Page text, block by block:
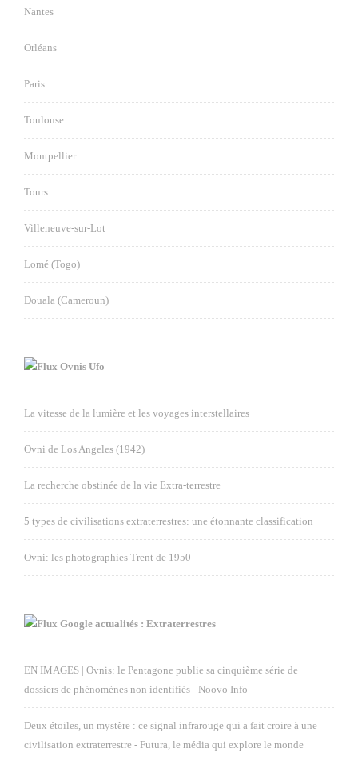
Nantes
Orléans
Paris
Toulouse
Montpellier
Tours
Villeneuve-sur-Lot
Lomé (Togo)
Douala (Cameroun)
Ovnis Ufo
La vitesse de la lumière et les voyages interstellaires
Ovni de Los Angeles (1942)
La recherche obstinée de la vie Extra-terrestre
5 types de civilisations extraterrestres: une étonnante classification
Ovni: les photographies Trent de 1950
Google actualités : Extraterrestres
EN IMAGES | Ovnis: le Pentagone publie sa cinquième série de
dossiers de phénomènes non identifiés - Noovo Info
Deux étoiles, un mystère : ce signal infrarouge qui a fait croire à une
civilisation extraterrestre - Futura, le média qui explore le monde